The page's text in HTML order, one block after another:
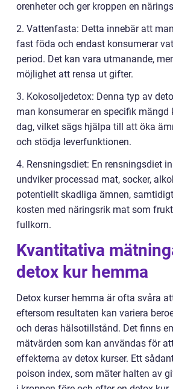
orenheter och ger kroppen en
2. Vattenfasta: Detta innebär att
fast föda och endast konsumerar
period. Det kan vara utmanande,
möjlighet att rensa ut gifter.
3. Kokosoljedetox: Denna typ av
man konsumerar en specifik mängd
dag, vilket sägs hjälpa till att öka
och stödja leverfunktionen.
4. Rensningsdiet: En rensningsdiet
undviker processad mat, socker,
potentiellt skadliga ämnen,
kosten med näringsrik mat som
fullkorn.
Kvantitativa
detox kur hemma
Detox kurser hemma är ofta svåra
eftersom resultaten kan variera
och deras hälsotillstånd. Det finns
mätvärden som kan användas för
effekterna av detox kurser. Ett
poison index, som mäter halten av